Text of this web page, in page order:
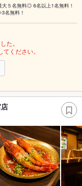
５名無料◎ 6名以上1名無料！
名無料！
た。
ください。